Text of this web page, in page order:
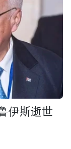
伊斯逝世